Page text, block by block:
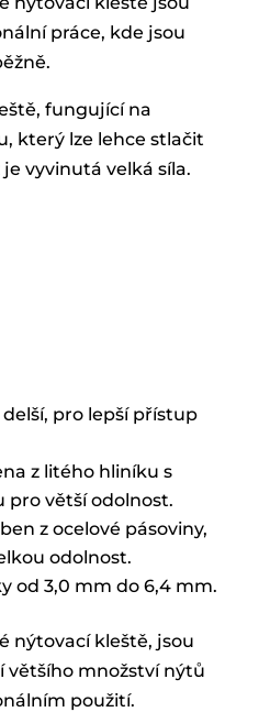
práce, kde jsou
fungující na
který lze lehce stlačit
vyvinutá velká síla.
pro lepší přístup
z litého hliníku s
pro větší odolnost.
z ocelové pásoviny,
odolnost.
od 3,0 mm do 6,4 mm.
nýtovací kleště, jsou
většího množství nýtů
použití.